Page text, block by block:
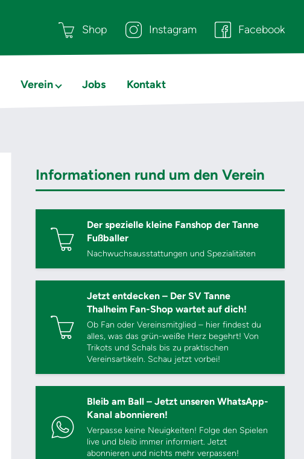
Shop Instagram Facebook
Verein Jobs Kontakt
Informationen rund um den Verein
Der spezielle kleine Fanshop der Tanne
Fußballer
Nachwuchsausstattungen und Spezialitäten
Jetzt entdecken – Der SV Tanne
Thalheim Fan-Shop wartet auf dich!
Ob Fan oder Vereinsmitglied – hier findest du
alles, was das grün-weiße Herz begehrt! Von
Trikots und Schals bis zu praktischen
Vereinsartikeln. Schau jetzt vorbei!
Bleib am Ball – Jetzt unseren WhatsApp-
Kanal abonnieren!
Verpasse keine Neuigkeiten! Folge den Spielen
live und bleib immer informiert. Jetzt
abonnieren und nichts mehr verpassen!